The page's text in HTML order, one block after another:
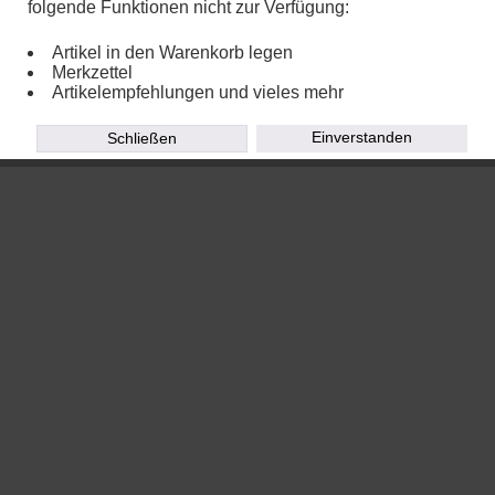
Copyright © 2020
TOEPFEREI WIRTH - Eva Kleiner
Powered byChalupa Webdesign
folgende Funktionen nicht zur Verfügung:
Artikel in den Warenkorb legen
Merkzettel
Artikelempfehlungen und vieles mehr
Einverstanden
Schließen